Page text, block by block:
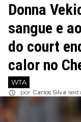
Donna
sangue e
do court
calor no
WTA
por Carlos Silva